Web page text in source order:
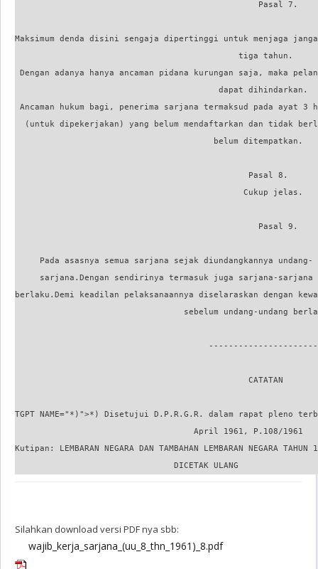
Silahkan download versi PDF nya sbb:
wajib_kerja_sarjana_(uu_8_thn_1961)_8.pdf